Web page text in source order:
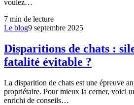
voulez…
7 min de lecture
Le blog9 septembre 2025
Disparitions de chats :
fatalité évitable ?
La disparition de chats est une épreuve
propriétaire. Pour mieux la cerner, voici
enrichi de conseils…